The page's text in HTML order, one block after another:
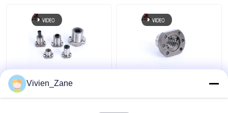
SF STYPE 転造ボール
ねじ ミニチュア
UFD TYPE C7 ボールね
Vivien_Zane